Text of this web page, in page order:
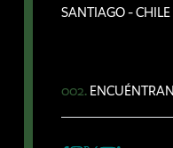
SANTIAGO - CHILE
002.